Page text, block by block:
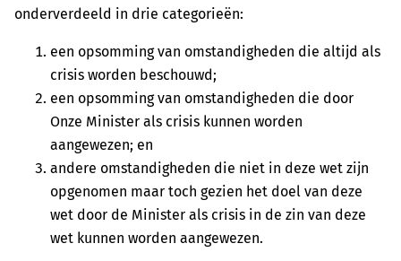
onderverdeeld in drie categorieën:
een opsomming van omstandigheden die altijd als
crisis worden beschouwd;
een opsomming van omstandigheden die door
Onze Minister als crisis kunnen worden
aangewezen; en
andere omstandigheden die niet in deze wet zijn
opgenomen maar toch gezien het doel van deze
wet door de Minister als crisis in de zin van deze
wet kunnen worden aangewezen.